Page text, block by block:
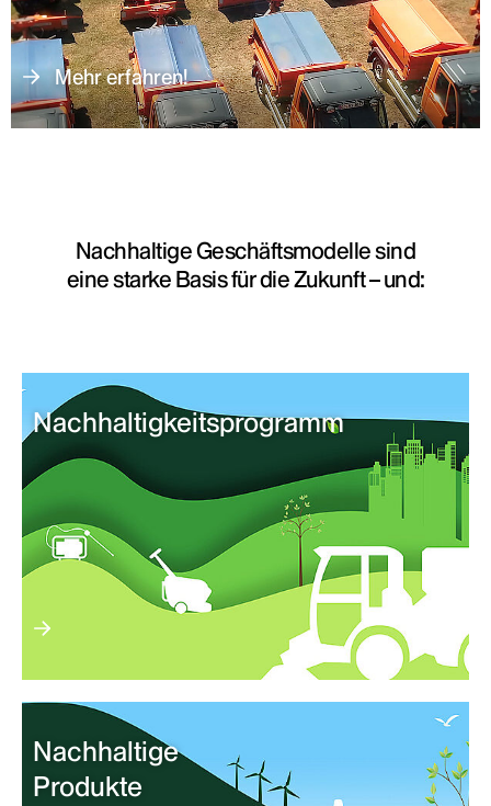
Mehr erfahren!
Nachhaltige Geschäftsmodelle sind
eine starke Basis für die Zukunft – und:
Nachhaltigkeitsprogramm
Nachhaltige
Produkte